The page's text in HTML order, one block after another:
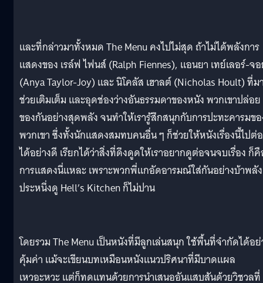
และที่กล่าวมาทั้งหมด The Menu คงไปไม่สุด ถ้าไม่ได้พลังการ
แสดงของ เรล์ฟ ไฟนส์ (Ralph Fiennes), แอนยา เทย์เลอร์-จ
(Anya Taylor-Joy) และ นิโคลัส เฮาลต์ (Nicholas Hoult) ที่ม
ช่วยเติมเต็ม และอุดช่องว่างอันธรรมดาของหนัง พวกเขาปล่อย
ของกันอย่างสุดพลัง จนทำให้เรารู้สึกสนุกกับการปะทะคารมข
พวกเขา ซึ่งทั้งนักแสดงสมทบคนอื่น ๆ ก็ช่วยให้หนังเรื่องนี้ไปต่อ
ได้อย่างดี เรียกได้ว่าสิ่งที่ดึงดูดให้เราอยากดูต่อจนจบเรื่อง ก็
การแสดงนี่แหละ เพราะพวกพี่แกอัดอารมณ์ใส่กันอย่างบ้าพลัง
ประหนึ่งดู Hell’s Kitchen ก็ไม่ปาน
โดยรวม The Menu เป็นหนังที่มีลูกเล่นสนุก ใช้พื้นที่จำกัดได้อย่
คุ้มค่า แม้จะเขียนบทเหมือนหนังแนวปริศนาที่มีบาดแผล
เหวอะหวะ แต่ก็ทดแทนด้วยการนำเสนออันแสบสันด้วยวิชวลที่